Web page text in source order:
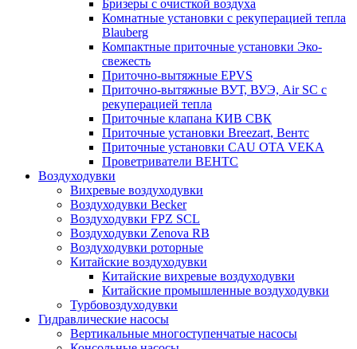
Бризеры с очисткой воздуха
Комнатные установки с рекуперацией тепла
Blauberg
Компактные приточные установки Эко-
свежесть
Приточно-вытяжные EPVS
Приточно-вытяжные ВУТ, ВУЭ, Air SC с
рекуперацией тепла
Приточные клапана КИВ СВК
Приточные установки Breezart, Вентс
Приточные установки CAU OTA VEKA
Проветриватели ВЕНТС
Воздуходувки
Вихревые воздуходувки
Воздуходувки Becker
Воздуходувки FPZ SCL
Воздуходувки Zenova RB
Воздуходувки роторные
Китайские воздуходувки
Китайские вихревые воздуходувки
Китайские промышленные воздуходувки
Турбовоздуходувки
Гидравлические насосы
Вертикальные многоступенчатые насосы